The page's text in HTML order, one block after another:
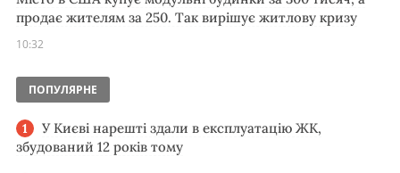
продає жителям за 250. Так вирішує житлову кризу
10:32
ПОПУЛЯРНЕ
У Києві нарешті здали в експлуатацію ЖК,
збудований 12 років тому